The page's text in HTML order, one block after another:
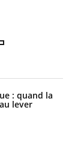
: quand la
lever